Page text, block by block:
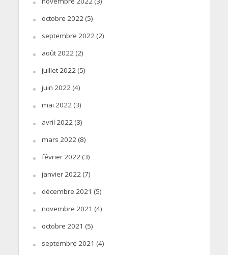
octobre 2022 (5)
septembre 2022 (2)
août 2022 (2)
juillet 2022 (5)
juin 2022 (4)
mai 2022 (3)
avril 2022 (3)
mars 2022 (8)
février 2022 (3)
janvier 2022 (7)
décembre 2021 (5)
novembre 2021 (4)
octobre 2021 (5)
septembre 2021 (4)